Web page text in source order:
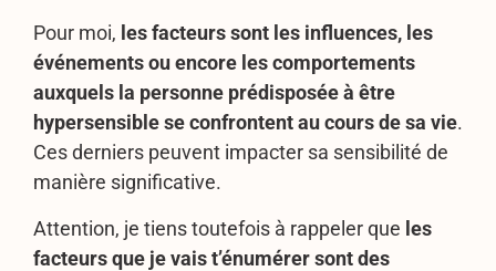
Pour moi, les facteurs sont les influences, les
événements ou encore les comportements
auxquels la personne prédisposée à être
hypersensible se confrontent au cours de sa vie.
Ces derniers peuvent impacter sa sensibilité de
manière significative.
Attention, je tiens toutefois à rappeler que les
facteurs que je vais t’énumérer sont des